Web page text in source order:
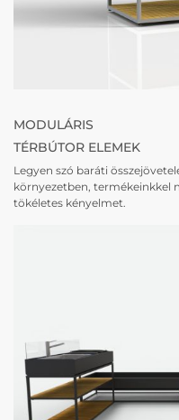
MODULÁRIS
TÉRBÚTOR ELEMEK
Legyen szó baráti
környezetben, termékeinkkel
tökéletes kényelmet.